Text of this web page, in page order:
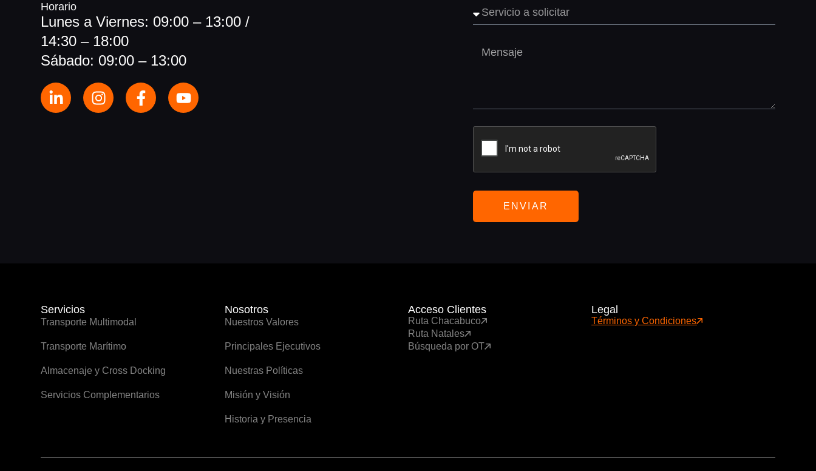
Horario
Lunes a Viernes: 09:00 – 13:00 /
14:30 – 18:00
Sábado: 09:00 – 13:00
ENVIAR
Servicios
Transporte Multimodal
Transporte Marítimo
Almacenaje y Cross Docking
Servicios Complementarios
Nosotros
Nuestros Valores
Principales Ejecutivos
Nuestras Políticas
Misión y Visión
Historia y Presencia
Acceso Clientes
Ruta Chacabuco
Ruta Natales
Búsqueda por OT
Legal
Términos y Condiciones